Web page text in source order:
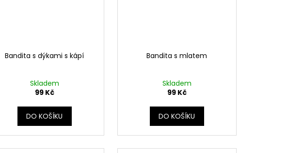
Bandita s dýkami s kápí
Skladem
99 Kč
DO KOŠÍKU
Bandita s mlatem
Skladem
99 Kč
DO KOŠÍKU